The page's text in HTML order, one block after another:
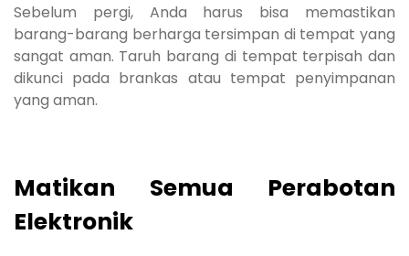
Sebelum pergi, Anda harus bisa memastikan
barang-barang berharga tersimpan di tempat yang
sangat aman. Taruh barang di tempat terpisah dan
dikunci pada brankas atau tempat penyimpanan
yang aman.
Matikan Semua Perabotan
Elektronik